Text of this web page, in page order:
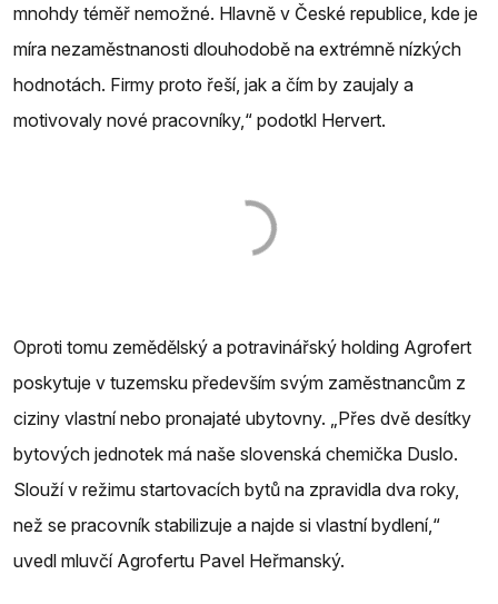
mnohdy téměř nemožné. Hlavně v České republice, kde je
míra nezaměstnanosti dlouhodobě na extrémně nízkých
hodnotách. Firmy proto řeší, jak a čím by zaujaly a
motivovaly nové pracovníky,“ podotkl Hervert.
Oproti tomu zemědělský a potravinářský holding Agrofert
poskytuje v tuzemsku především svým zaměstnancům z
ciziny vlastní nebo pronajaté ubytovny. „Přes dvě desítky
bytových jednotek má naše slovenská chemička Duslo.
Slouží v režimu startovacích bytů na zpravidla dva roky,
než se pracovník stabilizuje a najde si vlastní bydlení,“
uvedl mluvčí Agrofertu Pavel Heřmanský.